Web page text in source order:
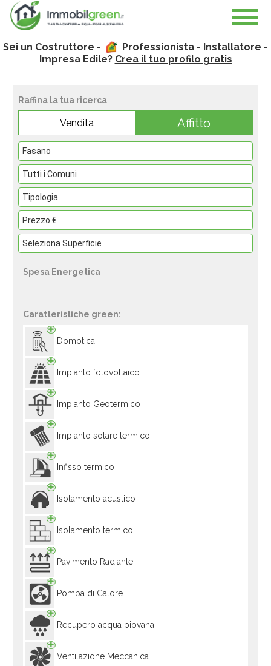
Sei un Costruttore -
Professionista - Installatore -
Impresa Edile? Crea il tuo profilo gratis
Raffina la tua ricerca
Vendita Affitto
Spesa Energetica
Caratteristiche green:
Domotica
Impianto fotovoltaico
Impianto Geotermico
Impianto solare termico
Infisso termico
Isolamento acustico
Isolamento termico
Pavimento Radiante
Pompa di Calore
Recupero acqua piovana
Ventilazione Meccanica